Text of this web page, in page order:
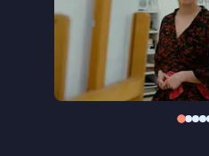
nam. Niet alleen trad
schreef ook het scenario
eigenhandig de volledige
“De kracht schuilt in